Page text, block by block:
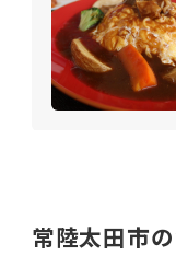
常陸太田市